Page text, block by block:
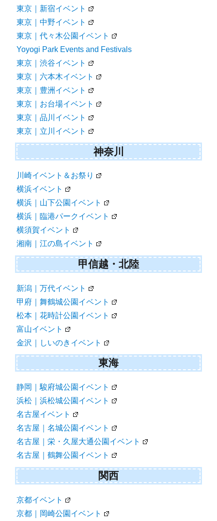
東京｜新宿イベント
東京｜中野イベント
東京｜代々木公園イベント
Yoyogi Park Events and Festivals
東京｜渋谷イベント
東京｜六本木イベント
東京｜豊洲イベント
東京｜お台場イベント
東京｜品川イベント
東京｜立川イベント
神奈川
川崎イベント＆お祭り
横浜イベント
横浜｜山下公園イベント
横浜｜臨港パークイベント
横須賀イベント
湘南｜江の島イベント
甲信越・北陸
新潟｜万代イベント
甲府｜舞鶴城公園イベント
松本｜花時計公園イベント
富山イベント
金沢｜しいのきイベント
東海
静岡｜駿府城公園イベント
浜松｜浜松城公園イベント
名古屋イベント
名古屋｜名城公園イベント
名古屋｜栄・久屋大通公園イベント
名古屋｜鶴舞公園イベント
関西
京都イベント
京都｜岡崎公園イベント